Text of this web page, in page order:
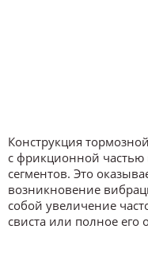
Конструкция
с фрикционной частью
сегментов. Это
возникновение
собой увеличение
свиста или полное его